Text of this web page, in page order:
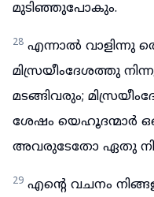
മുടിഞ്ഞുപോകും.
28 എന്നാൽ വാളിന്നു
മിസ്രയീംദേശത്തു
മടങ്ങിവരും;
ശേഷം യെഹൂദന്മാർ
അവരുടേതോ ഏതു
29 എന്റെ വചനം